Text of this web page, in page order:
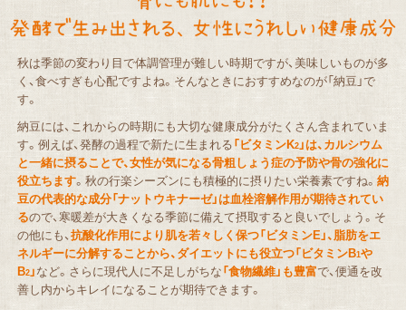
秋は季節の変わり目で体調管理が難しい時期ですが、美味しいものが多
く、食べすぎも心配ですよね。そんなときにおすすめなのが「納豆」で
す。
納豆には、これからの時期にも大切な健康成分がたくさん含まれていま
す。例えば、発酵の過程で新たに生まれる「ビタミンK2」は、カルシウム
と一緒に摂ることで、女性が気になる骨粗しょう症の予防や骨の強化に
役立ちます。秋の行楽シーズンにも積極的に摂りたい栄養素ですね。 納
豆の代表的な成分「ナットウキナーゼ」は血栓溶解作用が期待されてい
るので、寒暖差が大きくなる季節に備えて摂取すると良いでしょう。そ
の他にも、抗酸化作用により肌を若々しく保つ「ビタミンE」、脂肪をエ
ネルギーに分解することから、ダイエットにも役立つ「ビタミンB1や
B2」など。さらに現代人に不足しがちな「食物繊維」も豊富で、便通を改
善し内からキレイになることが期待できます。